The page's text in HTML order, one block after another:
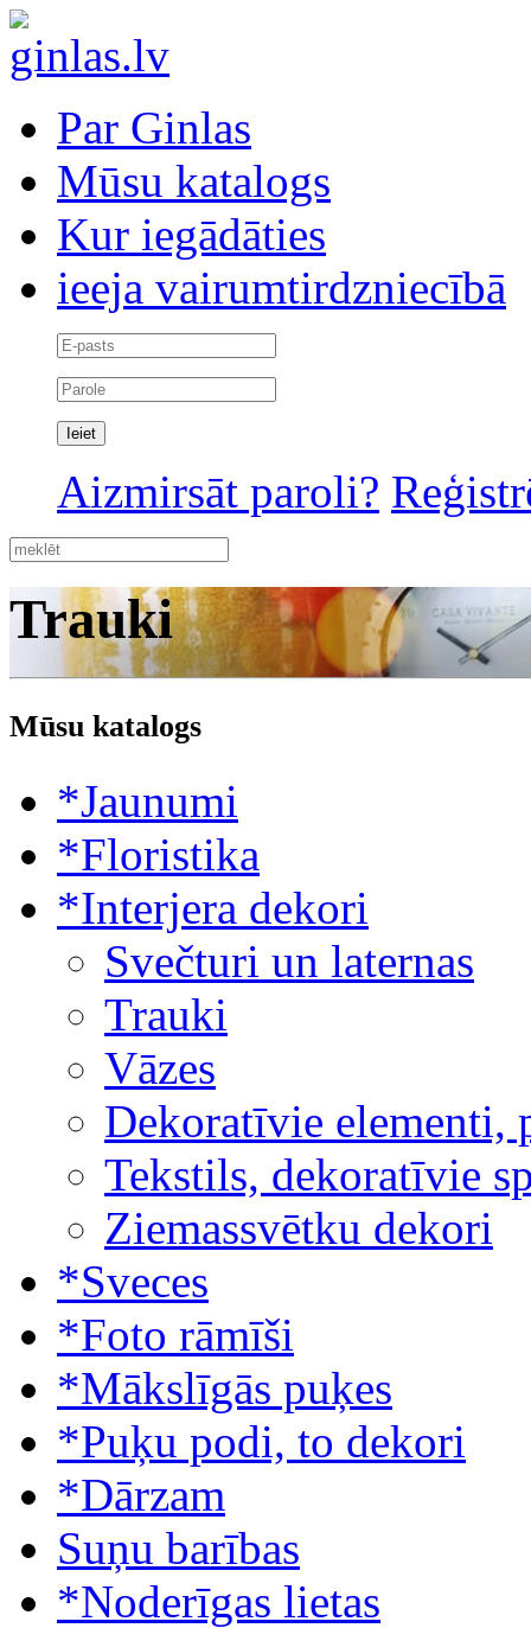
Par Ginlas
Mūsu katalogs
Kur iegādāties
ieeja vairumtirdzniecībā
Aizmirsāt paroli?
Trauki
Mūsu katalogs
*Jaunumi
*Floristika
*Interjera dekori
Svečturi un laternas
Trauki
Vāzes
Dekoratīvie elementi,
Tekstils, dekoratīvie
Ziemassvētku dekori
*Sveces
*Foto rāmīši
*Mākslīgās puķes
*Puķu podi, to dekori
*Dārzam
Suņu barības
*Noderīgas lietas